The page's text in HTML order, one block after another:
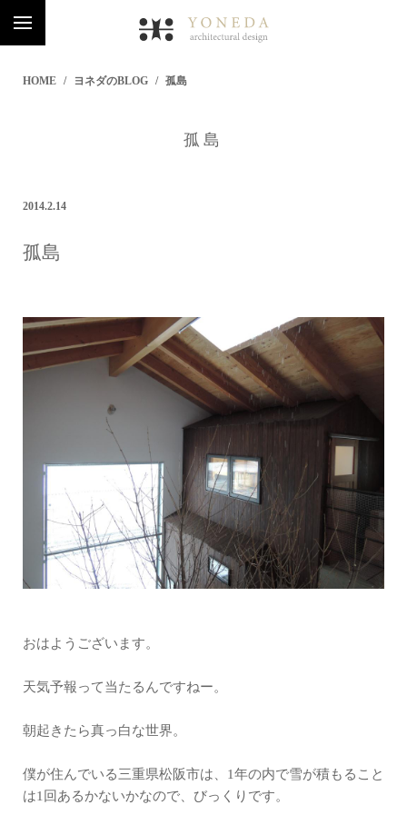
HOME ヨネダのBLOG 孤島
孤島
2014.2.14
孤島
おはようございます。
天気予報って当たるんですねー。
朝起きたら真っ白な世界。
僕が住んでいる三重県松阪市は、1年の内で雪が積もること
は1回あるかないかなので、びっくりです。